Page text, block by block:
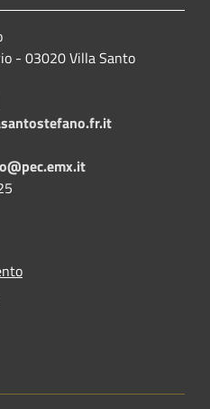
- 03020 Villa Santo
emx.it